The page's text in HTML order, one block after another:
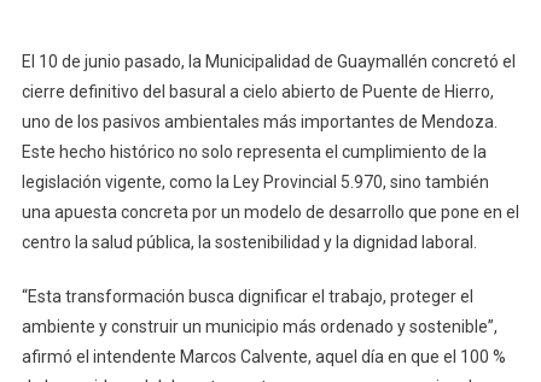
El 10 de junio pasado, la Municipalidad de Guaymallén concretó el
cierre definitivo del basural a cielo abierto de Puente de Hierro,
uno de los pasivos ambientales más importantes de Mendoza.
Este hecho histórico no solo representa el cumplimiento de la
legislación vigente, como la Ley Provincial 5.970, sino también
una apuesta concreta por un modelo de desarrollo que pone en el
centro la salud pública, la sostenibilidad y la dignidad laboral.
“Esta transformación busca dignificar el trabajo, proteger el
ambiente y construir un municipio más ordenado y sostenible”,
afirmó el intendente Marcos Calvente, aquel día en que el 100 %